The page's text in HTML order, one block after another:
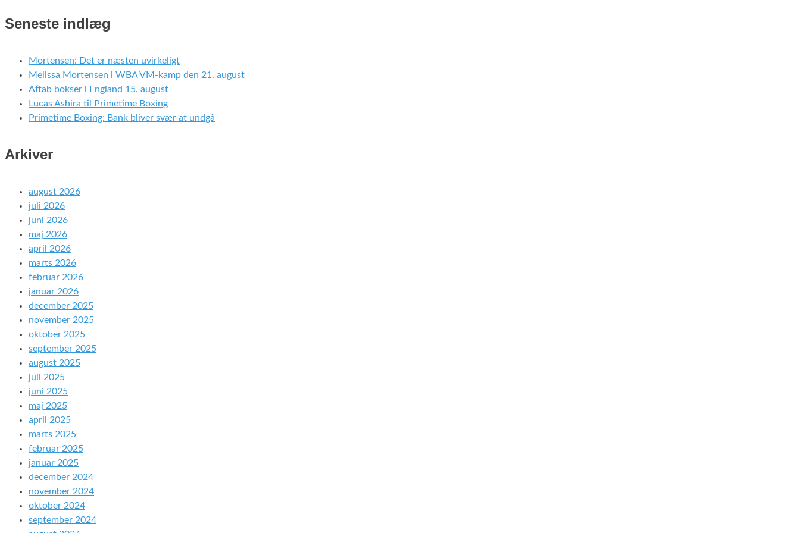
Seneste indlæg
Mortensen: Det er næsten uvirkeligt
Melissa Mortensen i WBA VM-kamp den 21. august
Aftab bokser i England 15. august
Lucas Ashira til Primetime Boxing
Primetime Boxing: Bank bliver svær at undgå
Arkiver
august 2026
juli 2026
juni 2026
maj 2026
april 2026
marts 2026
februar 2026
januar 2026
december 2025
november 2025
oktober 2025
september 2025
august 2025
juli 2025
juni 2025
maj 2025
april 2025
marts 2025
februar 2025
januar 2025
december 2024
november 2024
oktober 2024
september 2024